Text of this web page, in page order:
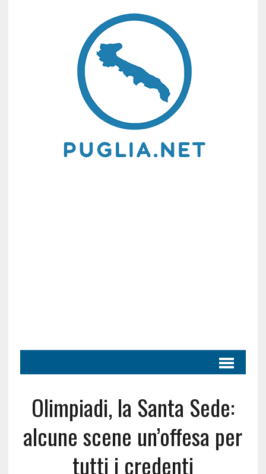
Olimpiadi, la Santa Sede:
alcune scene un’offesa per
tutti i credenti